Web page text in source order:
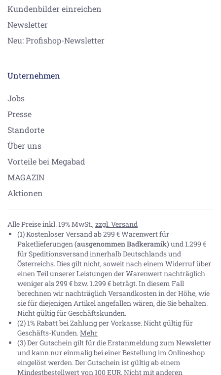
Kundenbilder einreichen
Newsletter
Neu: Profishop-Newsletter
Unternehmen
Jobs
Presse
Standorte
Über uns
Vorteile bei Megabad
MAGAZIN
Aktionen
Alle Preise inkl. 19% MwSt., zzgl. Versand
(1) Kostenloser Versand ab 299 € Warenwert für
Paketlieferungen(ausgenommen Badkeramik) und 1.299 €
für Speditionsversand innerhalb Deutschlands und
Österreichs. Dies gilt nicht, soweit nach einem Widerruf über
einen Teil unserer Leistungen der Warenwert nachträglich
weniger als 299 € bzw. 1.299 € beträgt. In diesem Fall
berechnen wir nachträglich Versandkosten in der Höhe, wie
sie für diejenigen Artikel angefallen wären, die Sie behalten.
Nicht gültig für Geschäftskunden.
(2) 1% Rabatt bei Zahlung per Vorkasse. Nicht gültig für
Geschäfts-Kunden.Mehr
(3) Der Gutschein gilt für die Erstanmeldung zum Newsletter
und kann nur einmalig bei einer Bestellung im Onlineshop
eingelöst werden. Der Gutschein ist gültig ab einem
Mindestbestellwert von 100 EUR. Nicht mit anderen